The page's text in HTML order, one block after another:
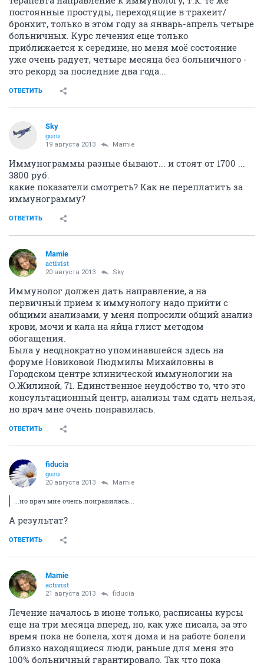
постоянные простуды, переходящие в трахеит/
бронхит, только в этом году за январь-апрель четыре
больничных. Курс лечения еще только
приближается к середине, но меня моё состояние
уже очень радует, четыре месяца без больничного -
это рекорд за последние два года...
ОТВЕТИТЬ
Sky
guru
19 августа 2013 Mamie
Иммунограммы разные бывают... и стоят от 1700 ...
3800 руб.
какие показатели смотреть? Как не переплатить за
иммунограмму?
ОТВЕТИТЬ
Mamie
activist
20 августа 2013 Sky
Иммунолог должен дать направление, а на
первичный прием к иммунологу надо прийти с
общими анализами, у меня попросили общий анализ
крови, мочи и кала на яйца глист методом
обогащения.
Была у неоднократно упоминавшейся здесь на
форуме Новиковой Людмилы Михайловны в
Городском центре клинической иммунологии на
О.Жилиной, 71. Единственное неудобство то, что это
консультационный центр, анализы там сдать нельзя,
но врач мне очень понравилась.
ОТВЕТИТЬ
fiducia
guru
20 августа 2013 Mamie
...но врач мне очень понравилась...
А результат?
ОТВЕТИТЬ
Mamie
activist
21 августа 2013 fiducia
Лечение началось в июне только, расписаны курсы
еще на три месяца вперед, но, как уже писала, за это
время пока не болела, хотя дома и на работе болели
близко находящиеся люди, раньше для меня это
100% больничный гарантировало. Так что пока